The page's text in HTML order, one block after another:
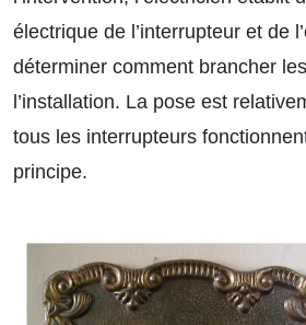
électrique de l’interrupteur et de
déterminer comment brancher
l’installation. La pose est
tous les interrupteurs
principe.